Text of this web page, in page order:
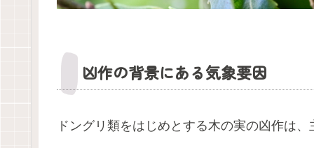
凶作の背景にある気象要因
ドングリ類をはじめとする木の実の凶作は